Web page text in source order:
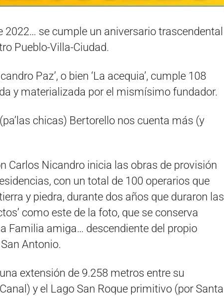
2022… se cumple un aniversario trascendental
Pueblo-Villa-Ciudad.
Paz’, o bien ‘La acequia’, cumple 108
y materializada por el mismísimo fundador.
chicas) Bertorello nos cuenta más (y
Carlos Nicandro inicia las obras de provisión
con un total de 100 operarios que
y piedra, durante dos años que duraron las
como este de la foto, que se conserva
Familia amiga… descendiente del propio
Antonio.
extensión de 9.258 metros entre su
y el Lago San Roque primitivo (por Santa